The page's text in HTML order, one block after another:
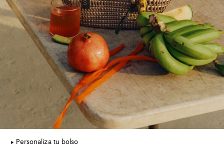
Personaliza tu bolso